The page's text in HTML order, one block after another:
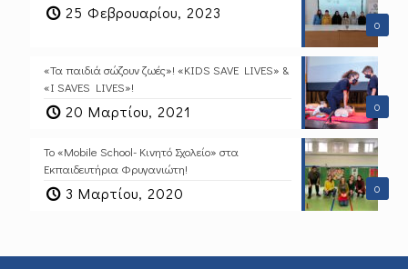
0
25 Φεβρουαρίου, 2023
0
«Τα παιδιά σώζουν ζωές»! «KIDS SAVE LIVES» &
«I SAVES LIVES»!
20 Μαρτίου, 2021
0
Το «Mobile School- Κινητό Σχολείο» στα
Εκπαιδευτήρια Φρυγανιώτη!
3 Μαρτίου, 2020